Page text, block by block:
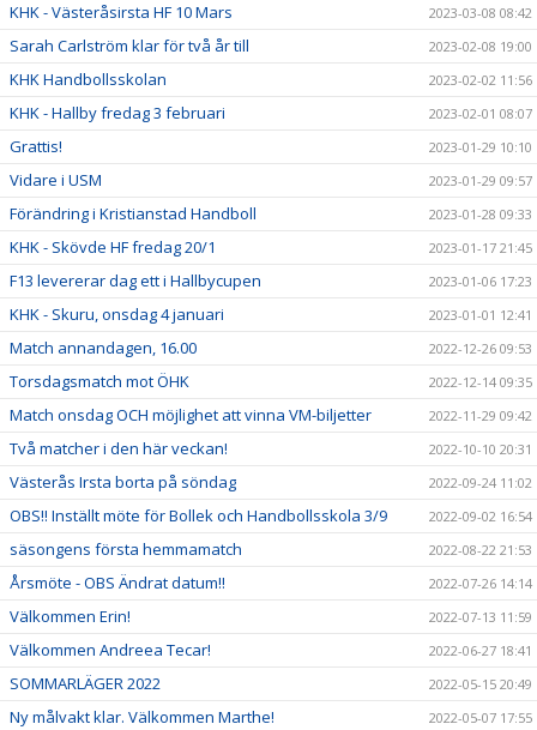
KHK - Västeråsirsta HF 10 Mars 2023-03-08 08:42
Sarah Carlström klar för två år till 2023-02-08 19:00
KHK Handbollsskolan 2023-02-02 11:56
KHK - Hallby fredag 3 februari 2023-02-01 08:07
Grattis! 2023-01-29 10:10
Vidare i USM 2023-01-29 09:57
Förändring i Kristianstad Handboll 2023-01-28 09:33
KHK - Skövde HF fredag 20/1 2023-01-17 21:45
F13 levererar dag ett i Hallbycupen 2023-01-06 17:23
KHK - Skuru, onsdag 4 januari 2023-01-01 12:41
Match annandagen, 16.00 2022-12-26 09:53
Torsdagsmatch mot ÖHK 2022-12-14 09:35
Match onsdag OCH möjlighet att vinna VM-biljetter 2022-11-29 09:42
Två matcher i den här veckan! 2022-10-10 20:31
Västerås Irsta borta på söndag 2022-09-24 11:02
OBS!! Inställt möte för Bollek och Handbollsskola 3/9 2022-09-02 16:54
säsongens första hemmamatch 2022-08-22 21:53
Årsmöte - OBS Ändrat datum!! 2022-07-26 14:14
Välkommen Erin! 2022-07-13 11:59
Välkommen Andreea Tecar! 2022-06-27 18:41
SOMMARLÄGER 2022 2022-05-15 20:49
Ny målvakt klar. Välkommen Marthe! 2022-05-07 17:55